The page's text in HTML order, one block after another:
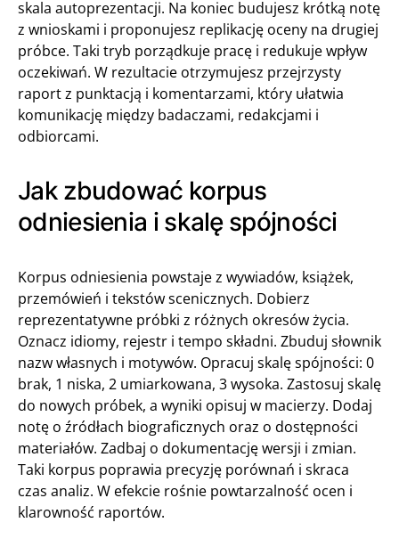
skala autoprezentacji. Na koniec budujesz krótką notę
z wnioskami i proponujesz replikację oceny na drugiej
próbce. Taki tryb porządkuje pracę i redukuje wpływ
oczekiwań. W rezultacie otrzymujesz przejrzysty
raport z punktacją i komentarzami, który ułatwia
komunikację między badaczami, redakcjami i
odbiorcami.
Jak zbudować korpus
odniesienia i skalę spójności
Korpus odniesienia powstaje z wywiadów, książek,
przemówień i tekstów scenicznych. Dobierz
reprezentatywne próbki z różnych okresów życia.
Oznacz idiomy, rejestr i tempo składni. Zbuduj słownik
nazw własnych i motywów. Opracuj skalę spójności: 0
brak, 1 niska, 2 umiarkowana, 3 wysoka. Zastosuj skalę
do nowych próbek, a wyniki opisuj w macierzy. Dodaj
notę o źródłach biograficznych oraz o dostępności
materiałów. Zadbaj o dokumentację wersji i zmian.
Taki korpus poprawia precyzję porównań i skraca
czas analiz. W efekcie rośnie powtarzalność ocen i
klarowność raportów.